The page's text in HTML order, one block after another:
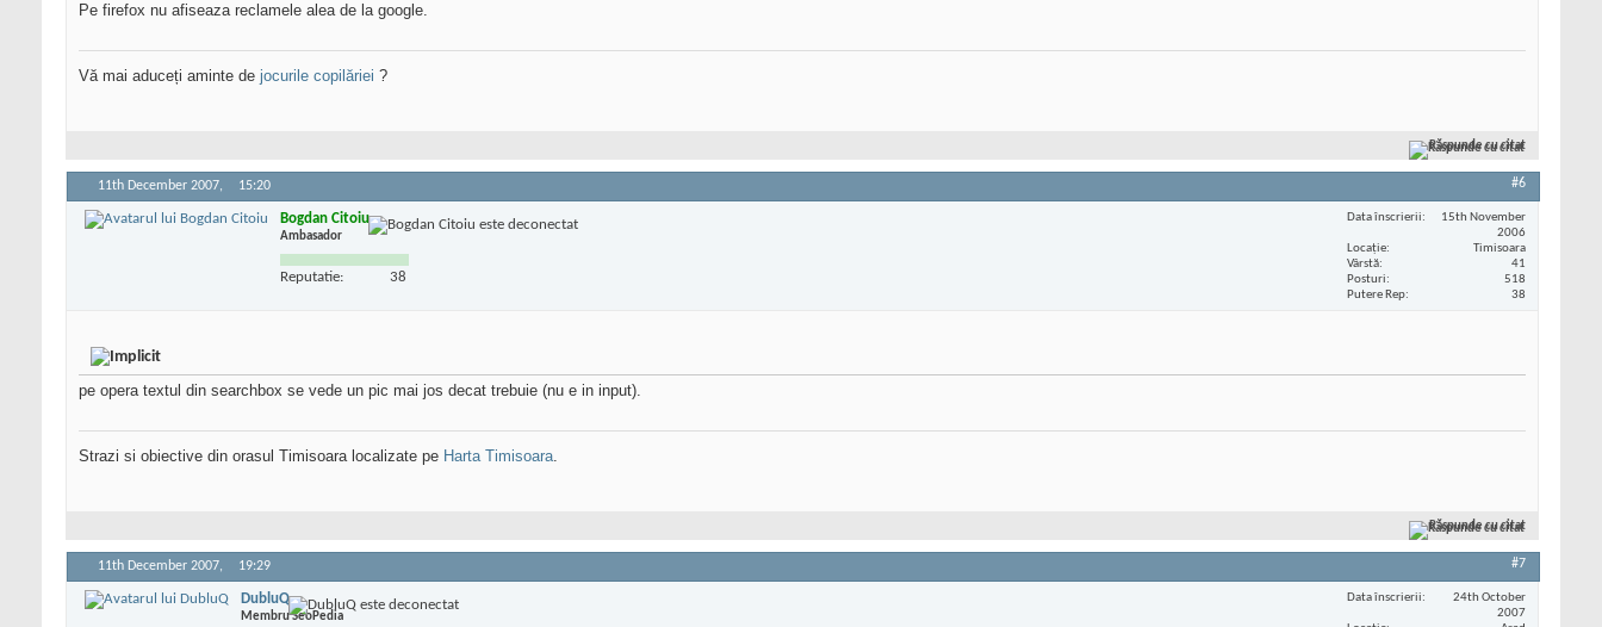
Pe firefox nu afiseaza reclamele alea de la google.
Vă mai aduceți aminte de jocurile copilăriei ?
Răspunde cu citat
11th December 2007, 15:20 #6
Bogdan Citoiu
Ambasador
Reputatie: 38
Data înscrierii
15th November
2006
Locaţie
Timisoara
Vârstă
41
Posturi
518
Putere Rep
38
pe opera textul din searchbox se vede un pic mai jos decat trebuie (nu e in input).
Strazi si obiective din orasul Timisoara localizate pe Harta Timisoara.
Răspunde cu citat
11th December 2007, 19:29 #7
DubluQ
Membru SeoPedia
Data înscrierii
24th October
2007